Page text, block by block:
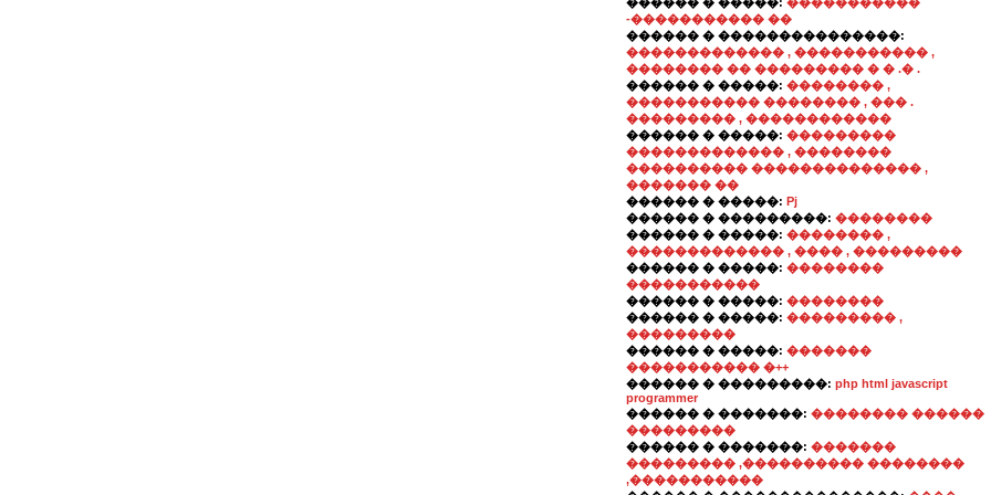
-����������� ��
������ � ���������������:
������������� , ����������� ,
�������� �� ��������� � � .� .
������ � �����: �������� ,
����������� �������� , ��� .
��������� , ������������
������ � �����: ���������
������������� , ��������
���������� �������������� ,
������� ��
������ � �����: Pj
������ � ���������: ��������
������ � �����: �������� ,
������������� , ���� , ���������
������ � �����: ��������
�����������
������ � �����: ��������
������ � �����: ��������� ,
���������
������ � �����: �������
����������� �++
������ � ���������: php html javascript
programmer
������ � �������: �������� ������
���������
������ � �������: �������
��������� ,���������� ��������
,�����������